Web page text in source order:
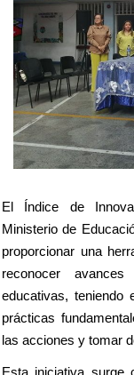
El Índice de
Ministerio de
proporcionar una
reconocer
educativas, teniendo
prácticas
las acciones y tomar